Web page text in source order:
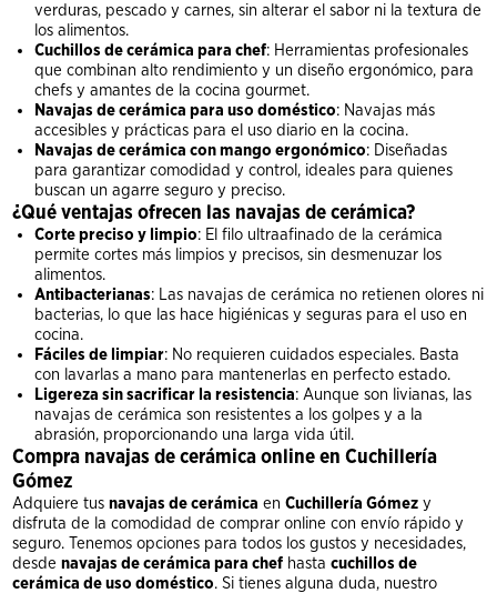
verduras, pescado y carnes, sin alterar el sabor ni la textura de
los alimentos.
Cuchillos de cerámica para chef: Herramientas profesionales
que combinan alto rendimiento y un diseño ergonómico, para
chefs y amantes de la cocina gourmet.
Navajas de cerámica para uso doméstico: Navajas más
accesibles y prácticas para el uso diario en la cocina.
Navajas de cerámica con mango ergonómico: Diseñadas
para garantizar comodidad y control, ideales para quienes
buscan un agarre seguro y preciso.
¿Qué ventajas ofrecen las navajas de cerámica?
Corte preciso y limpio: El filo ultraafinado de la cerámica
permite cortes más limpios y precisos, sin desmenuzar los
alimentos.
Antibacterianas: Las navajas de cerámica no retienen olores ni
bacterias, lo que las hace higiénicas y seguras para el uso en
cocina.
Fáciles de limpiar: No requieren cuidados especiales. Basta
con lavarlas a mano para mantenerlas en perfecto estado.
Ligereza sin sacrificar la resistencia: Aunque son livianas, las
navajas de cerámica son resistentes a los golpes y a la
abrasión, proporcionando una larga vida útil.
Compra navajas de cerámica online en Cuchillería
Gómez
Adquiere tusnavajas de cerámica enCuchillería Gómez y
disfruta de la comodidad de comprar online con envío rápido y
seguro. Tenemos opciones para todos los gustos y necesidades,
desdenavajas de cerámica para chef hastacuchillos de
cerámica de uso doméstico. Si tienes alguna duda, nuestro